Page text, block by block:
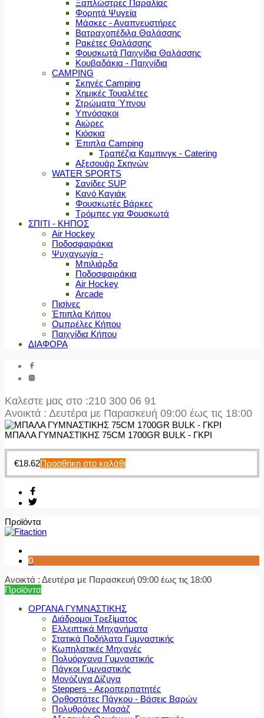
Ξαπλώστρες Παραλίας
Φορητά Ψυγεία
Μάσκες - Αναπνευστήρες
Βατραχοπέδιλα Θαλάσσης
Ρακέτες Θαλάσσης
Φουσκωτά Παιχνίδια Θαλάσσης
Κουβαδάκια - Παιχνίδια
CAMPING
Σκηνές Camping
Χημικές Τουαλέτες
Στρώματα Ύπνου
Υπνόσακοι
Αιώρες
Κιόσκια
Έπιπλα Camping
Τραπέζια Καμπινγκ - Catering
Αξεσουάρ Σκηνών
WATER SPORTS
Σανίδες SUP
Κανό Καγιάκ
Φουσκωτές Βάρκες
Τρόμπες για Φουσκωτά
ΣΠΙΤΙ - ΚΗΠΟΣ
Air Hockey
Ποδοσφαιράκια
Ψυχαγωγία -
Μπιλιάρδα
Ποδοσφαιράκια
Air Hockey
Arcade
Πισίνες
Έπιπλα Κήπου
Ομπρέλες Κήπου
Παιχνίδια Κήπου
ΔΙΑΦΟΡΑ
Καλεστε μας στο :210 300 06 91
Ανοικτά : Δευτέρα με Παρασκευή 09:00 έως τις 18:00
ΜΠΑΛΑ ΓΥΜΝΑΣΤΙΚΗΣ 75CM 1700GR BULK - ΓΚΡΙ
€18.62Προσθήκη στο καλάθι
Προϊόντα
0
Ανοικτά : Δευτέρα με Παρασκευή 09:00 έως τις 18:00
Προϊόντα
ΟΡΓΑΝΑ ΓΥΜΝΑΣΤΙΚΗΣ
Διάδρομοι Τρεξίματος
Ελλειπτικά Μηχανήματα
Στατικά Ποδήλατα Γυμναστικής
Κωπηλατικές Μηχανές
Πολυόργανα Γυμναστικής
Πάγκοι Γυμναστικής
Μονόζυγα Δίζυγα
Steppers - Αεροπερπατητές
Ορθοστάτες Πάγκου - Βάσεις Βαρών
Πολυθρόνες Μασάζ